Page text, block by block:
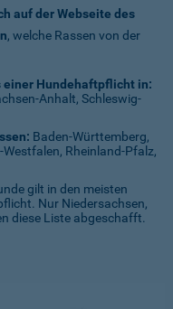
auf der Webseite des
, welche Rassen von der
einer Hundehaftpflicht in:
Anhalt, Schleswig-
Baden-Württemberg,
Rheinland-Pfalz,
gilt in den meisten
Nur Niedersachsen,
diese Liste abgeschafft.